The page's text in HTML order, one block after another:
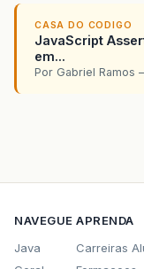
CASA DO CODIGO
JavaScript
em...
Por Gabriel Ramos
NAVEGUE
Java
APRENDA
Carreiras